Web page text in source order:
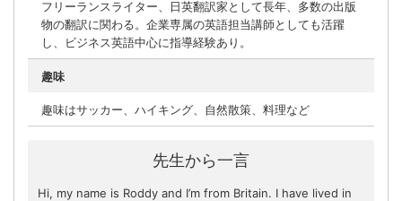
フリーランスライター、日英翻訳家として長年、多数の出版
物の翻訳に関わる。企業専属の英語担当講師としても活躍
し、ビジネス英語中心に指導経験あり。
趣味
趣味はサッカー、ハイキング、自然散策、料理など
先生から一言
Hi, my name is Roddy and I’m from Britain. I have lived in